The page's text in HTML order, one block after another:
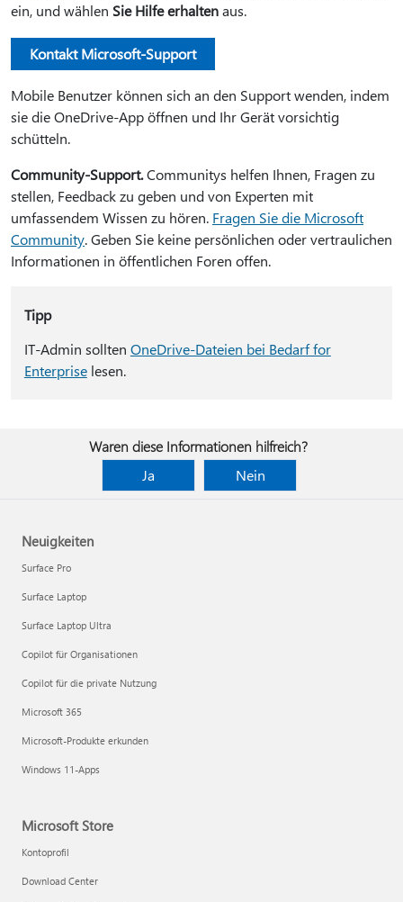
ein, und wählen Sie Hilfe erhaltenaus.
Kontakt Microsoft-Support
Mobile Benutzer können sich an den Support wenden, indem
sie die OneDrive-App öffnen und Ihr Gerät vorsichtig
schütteln.
Community-Support.Communitys helfen Ihnen, Fragen zu
stellen, Feedback zu geben und von Experten mit
umfassendem Wissen zu hören. Fragen Sie die Microsoft
Community. Geben Sie keine persönlichen oder vertraulichen
Informationen in öffentlichen Foren offen.
Tipp
IT-Admin sollten OneDrive-Dateien bei Bedarf for
Enterpriselesen.
Waren diese Informationen hilfreich?
Ja
Nein
Neuigkeiten
Surface Pro
Surface Laptop
Surface Laptop Ultra
Copilot für Organisationen
Copilot für die private Nutzung
Microsoft 365
Microsoft-Produkte erkunden
Windows 11-Apps
Microsoft Store
Kontoprofil
Download Center